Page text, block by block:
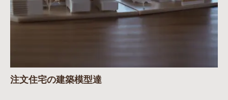
注文住宅の建築模型達